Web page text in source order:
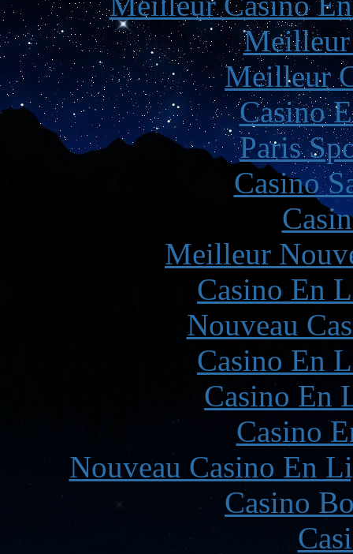
Meilleur
Meilleur
Casino
Paris
Casino
Meilleur
Casino En
Nouveau
Casino En
Casino En
Casino
Nouveau Casino En
Casino